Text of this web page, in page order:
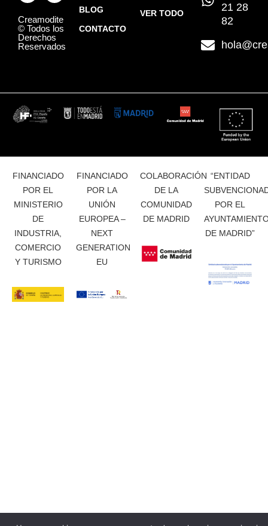
Creamodite
© Todos los
Derechos
Reservados
BLOG
CONTACTO
VER TODO
21 28
82
FINANCIADO
POR EL
MINISTERIO
DE
INDUSTRIA,
COMERCIO
Y TURISMO
FINANCIADO
POR LA
UNIÓN
EUROPEA –
NEXT
GENERATION
EU
COLABORACIÓN
DE LA
COMUNIDAD
DE MADRID
“ENTIDAD
POR EL
DE MADRID”